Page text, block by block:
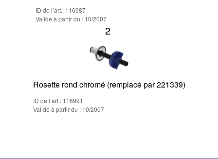
ID de l’art.: 116987
Valide à partir du : 10/2007
2
Rosette rond chromé (remplacé par 221339)
ID de l’art.: 116991
Valide à partir du : 10/2007